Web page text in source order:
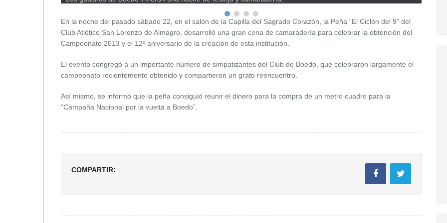
Los
Los
En la noche del pasado sábado 22, en el salón de la Capilla del Sagrado Corazón, la Peña “El Ciclón del 9” del
Club Atlético San Lorenzo de Almagro, desarrolló una gran cena de camaradería para celebrar la obtención del
Campeonato 2013 y el 12º aniversario de la creación de esta institución.
El evento congregó a un importante número de simpatizantes del Club de Boedo, que celebraron largamente el
campeonato recientemente obtenido y compartieron un grato reencuentro.
Así mismo, se informó que la peña consiguió reunir el dinero para la compra de un metro cuadro para la
“Campaña Nacional por la vuelta a Boedo”.
COMPARTIR: